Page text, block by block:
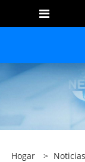
Hogar > Noticias